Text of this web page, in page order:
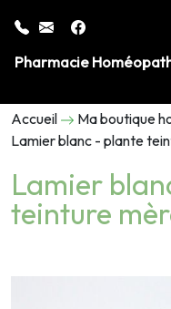
Pharmacie
Accueil Ma boutique
Lamier blanc - plante
Lamier
teinture